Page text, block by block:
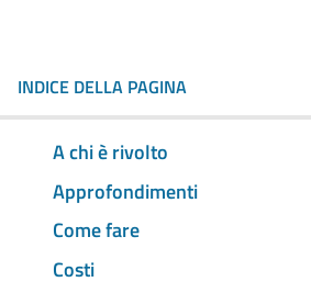
INDICE DELLA PAGINA
A chi è rivolto
Approfondimenti
Come fare
Costi